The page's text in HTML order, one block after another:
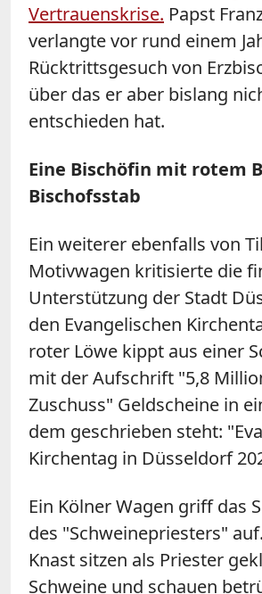
Vertrauenskrise. Papst
verlangte vor rund einem
Rücktrittsgesuch von
über das er aber bislang
entschieden hat.
Eine Bischöfin mit rotem
Bischofsstab
Ein weiterer ebenfalls von
Motivwagen kritisierte die
Unterstützung der Stadt
den Evangelischen
roter Löwe kippt aus einer
mit der Aufschrift "5,8
Zuschuss" Geldscheine in
dem geschrieben steht:
Kirchentag in Düsseldorf
Ein Kölner Wagen griff das
des "Schweinepriesters"
Knast sitzen als Priester
Schweine und schauen